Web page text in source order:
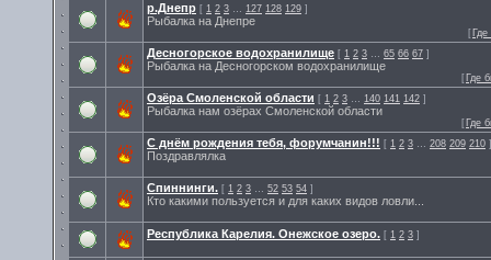
р.Днепр [ 1 2 3 … 127 128 129 ]
Рыбалка на Днепре
[
Десногорское водохранилище [ 1 2 3 … 65 66 67 ]
Рыбалка на Десногорском водохранилище
[ Где
Озёра Смоленской области [ 1 2 3 … 140 141 142 ]
Рыбалка нам озёрах Смоленской области
[ Где
С днём рождения тебя, форумчанин!!! [ 1 2 3 … 208 209 210 ]
Поздравлялка
Спиннинги. [ 1 2 3 … 52 53 54 ]
Кто какими пользуется и для каких видов ловли...
Республика Карелия. Онежское озеро. [ 1 2 3 ]